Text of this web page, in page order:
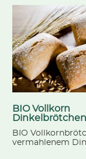
BIO Vollkorn
Dinkelbrötchen
BIO
vermahlenem